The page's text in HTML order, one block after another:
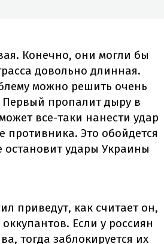
Конечно, они могли бы
довольно длинная.
можно решить очень
пропалит дыру в
все-таки нанести удар
противника. Это обойдется
удары Украины
приведут, как считает он,
Если у россиян
тогда заблокируется их